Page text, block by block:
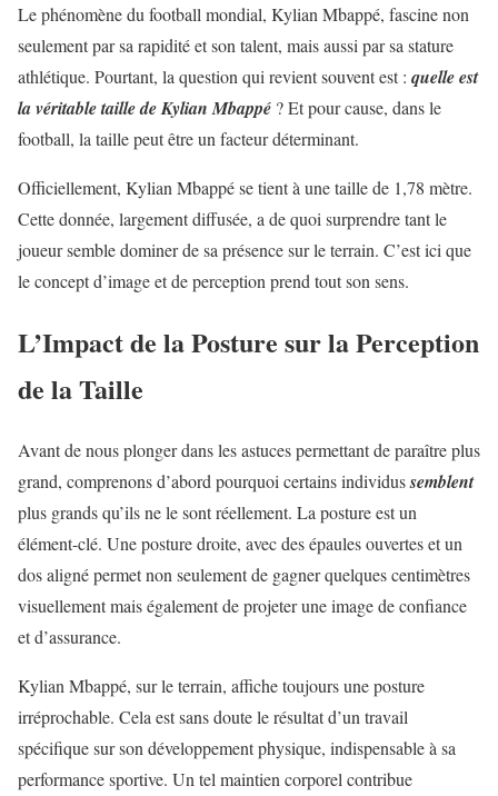
Le phénomène du football mondial, Kylian Mbappé, fascine non
seulement par sa rapidité et son talent, mais aussi par sa stature
athlétique. Pourtant, la question qui revient souvent est : quelle est
la véritable taille de Kylian Mbappé ? Et pour cause, dans le
football, la taille peut être un facteur déterminant.
Officiellement, Kylian Mbappé se tient à une taille de 1,78 mètre.
Cette donnée, largement diffusée, a de quoi surprendre tant le
joueur semble dominer de sa présence sur le terrain. C’est ici que
le concept d’image et de perception prend tout son sens.
L’Impact de la Posture sur la Perception
de la Taille
Avant de nous plonger dans les astuces permettant de paraître plus
grand, comprenons d’abord pourquoi certains individussemblent
plus grands qu’ils ne le sont réellement. La posture est un
élément-clé. Une posture droite, avec des épaules ouvertes et un
dos aligné permet non seulement de gagner quelques centimètres
visuellement mais également de projeter une image de confiance
et d’assurance.
Kylian Mbappé, sur le terrain, affiche toujours une posture
irréprochable. Cela est sans doute le résultat d’un travail
spécifique sur son développement physique, indispensable à sa
performance sportive. Un tel maintien corporel contribue